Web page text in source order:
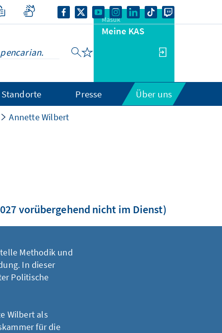
Masuk
Meine KAS
Standorte Presse Über uns
Annette Wilbert
vorübergehend nicht im Dienst)
Methodik und
In dieser
Politische
Wilbert als
für die